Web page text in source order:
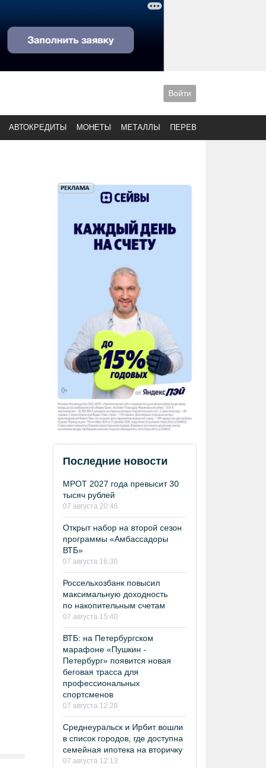
Войти
АВТОКРЕДИТЫ МОНЕТЫ МЕТАЛЛЫ ПЕРЕВОДЫ
Последние новости
МРОТ 2027 года превысит 30
тысяч рублей
07 августа 20:46
Открыт набор на второй сезон
программы «Амбассадоры
ВТБ»
07 августа 16:30
Россельхозбанк повысил
максимальную доходность
по накопительным счетам
07 августа 15:40
ВТБ: на Петербургском
марафоне «Пушкин -
Петербург» появится новая
беговая трасса для
профессиональных
спортсменов
07 августа 12:28
Среднеуральск и Ирбит вошли
в список городов, где доступна
семейная ипотека на вторичку
07 августа 12:13